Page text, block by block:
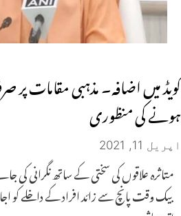
ہونے کی منظوری
اپریل 11, 2021
متاثرہ علاقوں کی سختی کے ساتھ نگرانی کی
بیک وقت پانچ سے زائد افراد کے داخلے کو